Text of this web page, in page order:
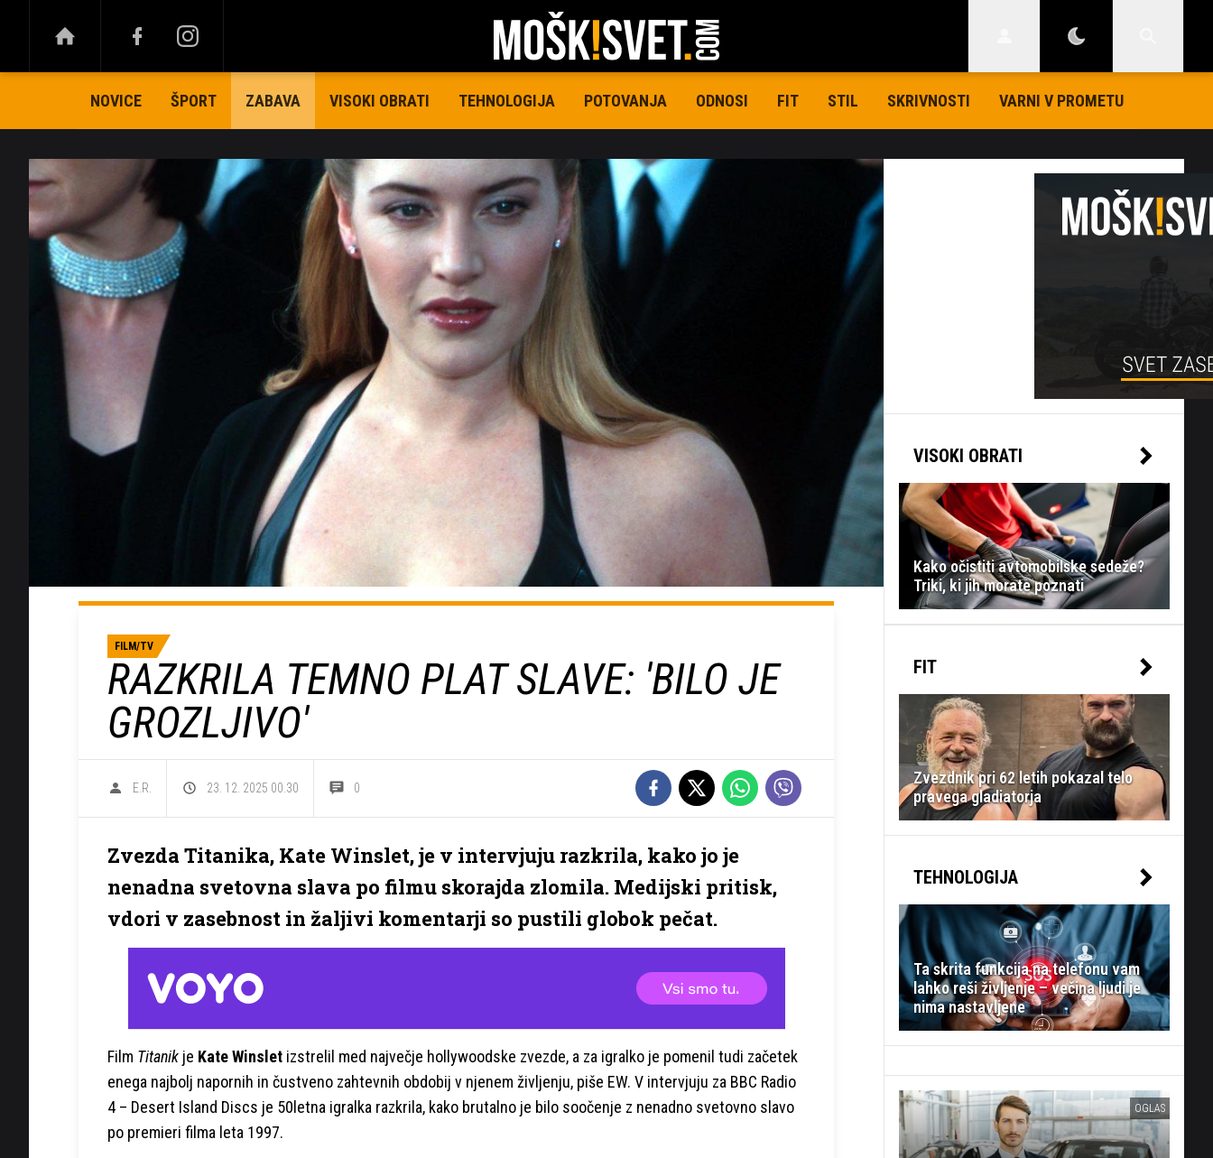
NOVICE ŠPORT ZABAVA VISOKI OBRATI TEHNOLOGIJA POTOVANJA ODNOSI FIT STIL SKRIVNOSTI VARNI V PROMETU
FILM/TV
RAZKRILA TEMNO PLAT SLAVE: 'BILO JE
GROZLJIVO'
E.R. 23. 12. 2025 00.30 0
Zvezda Titanika, Kate Winslet, je v intervjuju razkrila, kako jo je
nenadna svetovna slava po filmu skorajda zlomila. Medijski pritisk,
vdori v zasebnost in žaljivi komentarji so pustili globok pečat.
Film Titanik je Kate Winslet izstrelil med največje hollywoodske zvezde, a za igralko je pomenil tudi začetek
enega najbolj napornih in čustveno zahtevnih obdobij v njenem življenju, piše EW. V intervjuju za BBC Radio
4 – Desert Island Discs je 50letna igralka razkrila, kako brutalno je bilo soočenje z nenadno svetovno slavo
po premieri filma leta 1997.
VISOKI OBRATI
Kako očistiti avtomobilske sedeže?
Triki, ki jih morate poznati
FIT
Zvezdnik pri 62 letih pokazal telo
pravega gladiatorja
TEHNOLOGIJA
Ta skrita funkcija na telefonu vam
lahko reši življenje – večina ljudi je
nima nastavljene
OGLAS